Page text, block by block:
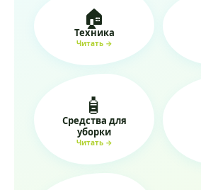
🏠
Техника
Читать →
🧴
Средства для
уборки
Читать →